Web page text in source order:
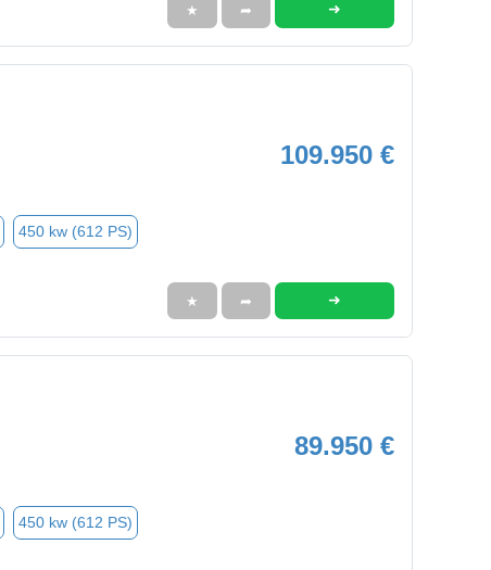
★ ➦ ➜
109.950 €
450 kw (612 PS)
★ ➦ ➜
89.950 €
450 kw (612 PS)